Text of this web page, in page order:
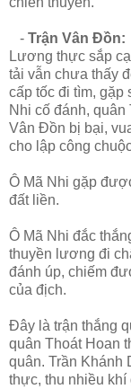
- Trận Vân Đồn:
Lương thực sắp
tải vẫn chưa thấy
cấp tốc đi tìm, gặp
Nhi cố đánh,
Vân Đồn bị bại,
cho lập công
Ô Mã Nhi gặp
đất liền.
Ô Mã Nhi đắc
thuyền lương đi
đánh úp, chiếm
của địch.
Đây là trận thắng
quân Thoát Hoan
quân. Trần Khánh
thực, thu nhiều